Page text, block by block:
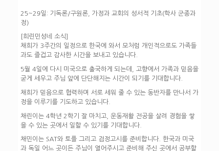
25~29일: 기독론/구원론, 가정과 교회의 성서적 기초(학사 군종과
정)
[희린민성네 소식]
채희가 3주간의 일정으로 한국에 와서 모처럼 개인적으로도 가족들
과도 즐겁고 감사한 시간을 보내고 있습니다.
5월 4일에 다시 미국으로 출국하게 되는데, 고향에서 가족과 믿음을
굳게 세우고 주님 앞에 단단해지는 시간이 되기를 기대합니다.
채희가 믿음으로 협력하며 서로 세워 줄 수 있는 동반자를 만나서 가
정을 이루기를 기도하고 있습니다.
채린이는 4학년 2학기 잘 마치고, 운동재활 전공을 살려 경험을 쌓
을 수 있는 곳에서 일할 수 있기를 기대합니다.
채민이는 SAT와 토플 그리고 검정고시를 준비합니다. 한국과 미국
과 독일 어느 곳이든 주님이 열어주시고 준비해 주신 곳에서 공부할